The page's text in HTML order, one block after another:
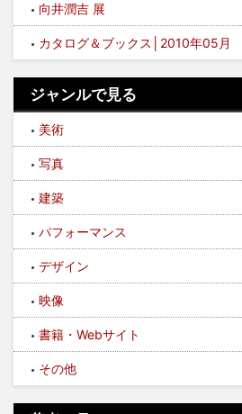
向井潤吉 展
カタログ＆ブックス│2010年05月
ジャンルで見る
美術
写真
建築
パフォーマンス
デザイン
映像
書籍・Webサイト
その他